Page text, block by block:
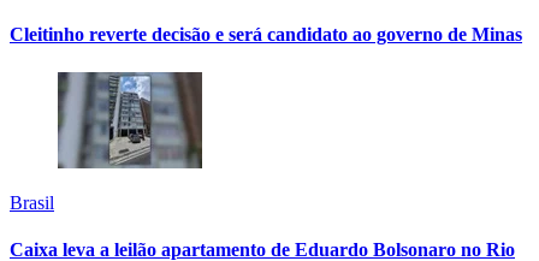
Cleitinho reverte decisão e será candidato ao governo de Minas
Brasil
Caixa leva a leilão apartamento de Eduardo Bolsonaro no Rio